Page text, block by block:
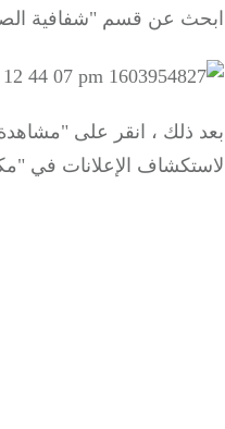
عن قسم "شفافية
ذلك ، انقر على "مشاهدة
الإعلانات في "مكتبة